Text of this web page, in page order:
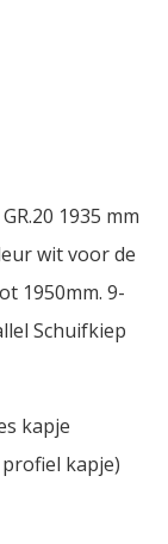
1935 mm
wit voor de
1950mm. 9-
Schuifkiep
kapje
kapje)